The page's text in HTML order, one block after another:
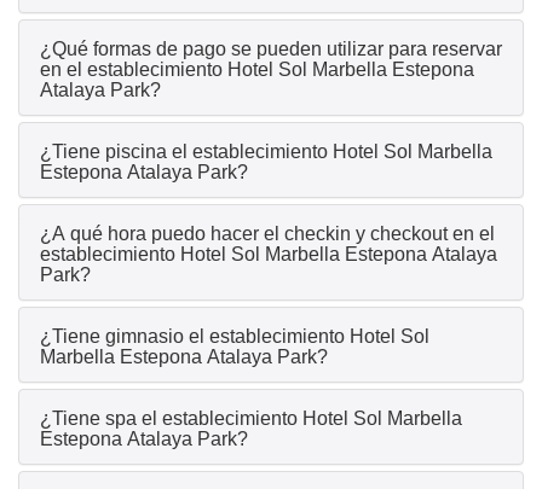
¿Qué formas de pago se pueden utilizar para reservar
en el establecimiento Hotel Sol Marbella Estepona
Atalaya Park?
¿Tiene piscina el establecimiento Hotel Sol Marbella
Estepona Atalaya Park?
¿A qué hora puedo hacer el checkin y checkout en el
establecimiento Hotel Sol Marbella Estepona Atalaya
Park?
¿Tiene gimnasio el establecimiento Hotel Sol
Marbella Estepona Atalaya Park?
¿Tiene spa el establecimiento Hotel Sol Marbella
Estepona Atalaya Park?